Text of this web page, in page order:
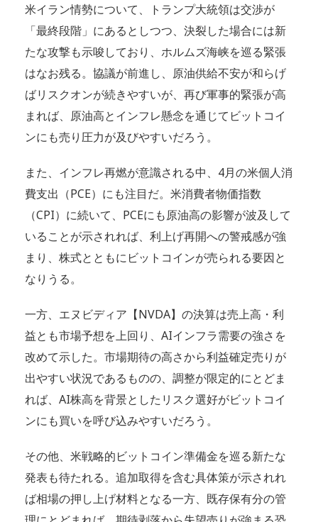
米イラン情勢について、トランプ大統領は交渉が
「最終段階」にあるとしつつ、決裂した場合には新
たな攻撃も示唆しており、ホルムズ海峡を巡る緊張
はなお残る。協議が前進し、原油供給不安が和らげ
ばリスクオンが続きやすいが、再び軍事的緊張が高
まれば、原油高とインフレ懸念を通じてビットコイ
ンにも売り圧力が及びやすいだろう。
また、インフレ再燃が意識される中、4月の米個人消
費支出（PCE）にも注目だ。米消費者物価指数
（CPI）に続いて、PCEにも原油高の影響が波及して
いることが示されれば、利上げ再開への警戒感が強
まり、株式とともにビットコインが売られる要因と
なりうる。
一方、エヌビディア【NVDA】の決算は売上高・利
益とも市場予想を上回り、AIインフラ需要の強さを
改めて示した。市場期待の高さから利益確定売りが
出やすい状況であるものの、調整が限定的にとどま
れば、AI株高を背景としたリスク選好がビットコイ
ンにも買いを呼び込みやすいだろう。
その他、米戦略的ビットコイン準備金を巡る新たな
発表も待たれる。追加取得を含む具体策が示されれ
ば相場の押し上げ材料となる一方、既存保有分の管